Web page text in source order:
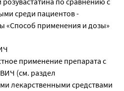
среди пациентов -
«Способ применения и дозы»
применение препарата с
(см. раздел
лекарственными средствами